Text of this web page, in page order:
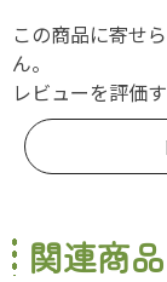
この商品に寄せ
ん。
レビューを評価
関連商品